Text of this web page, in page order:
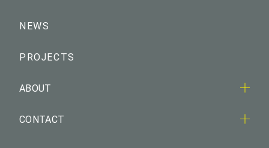
NEWS
PROJECTS
ABOUT
CONTACT